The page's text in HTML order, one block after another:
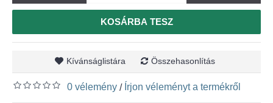
KOSÁRBA TESZ
Kívánságlistára Összehasonlítás
0 vélemény / Írjon véleményt a termékről